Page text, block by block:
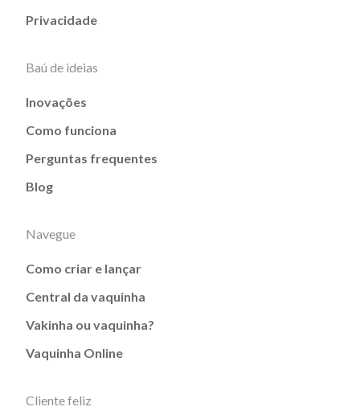
Privacidade
Baú de ideias
Inovações
Como funciona
Perguntas frequentes
Blog
Navegue
Como criar e lançar
Central da vaquinha
Vakinha ou vaquinha?
Vaquinha Online
Cliente feliz